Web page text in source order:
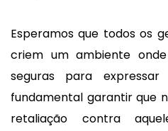
Esperamos que todos os
criem um ambiente
seguras para expressar
fundamental garantir que
retaliação contra